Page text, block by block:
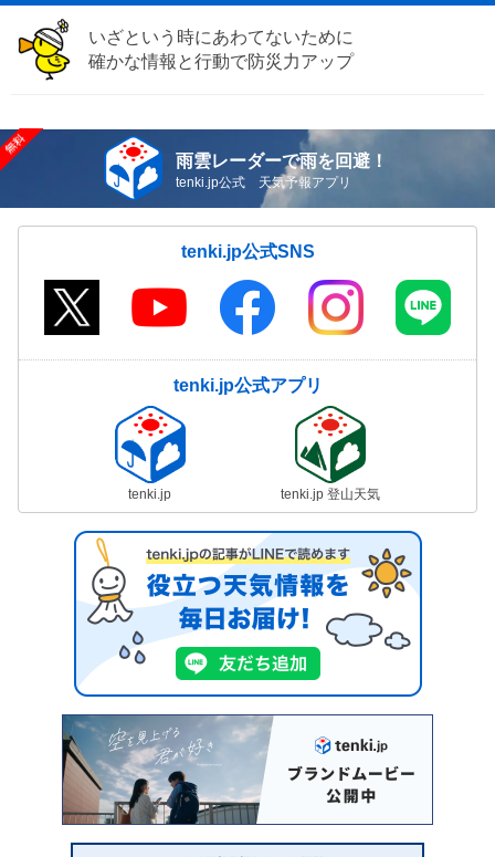
いざという時にあわてないために
確かな情報と行動で防災力アップ
雨雲レーダーで雨を回避！
tenki.jp公式 天気予報アプリ
tenki.jp公式SNS
tenki.jp公式アプリ
tenki.jp tenki.jp 登山天気